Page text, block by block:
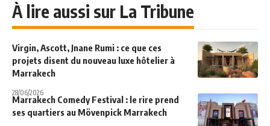
À lire aussi sur La Tribune
Virgin, Ascott, Jnane Rumi : ce que ces
projets disent du nouveau luxe hôtelier à
Marrakech
28/06/2026
Marrakech Comedy Festival : le rire prend
ses quartiers au Mövenpick Marrakech